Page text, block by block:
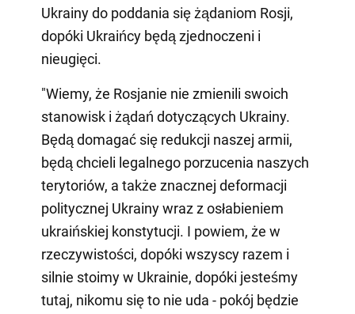
Ukrainy do poddania się żądaniom Rosji,
dopóki Ukraińcy będą zjednoczeni i
nieugięci.
"Wiemy, że Rosjanie nie zmienili swoich
stanowisk i żądań dotyczących Ukrainy.
Będą domagać się redukcji naszej armii,
będą chcieli legalnego porzucenia naszych
terytoriów, a także znacznej deformacji
politycznej Ukrainy wraz z osłabieniem
ukraińskiej konstytucji. I powiem, że w
rzeczywistości, dopóki wszyscy razem i
silnie stoimy w Ukrainie, dopóki jesteśmy
tutaj, nikomu się to nie uda - pokój będzie